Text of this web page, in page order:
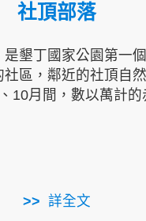
社頂部落
是墾丁國家公園第一
社區，鄰近的社頂自
10月間，數以萬計的
詳全文